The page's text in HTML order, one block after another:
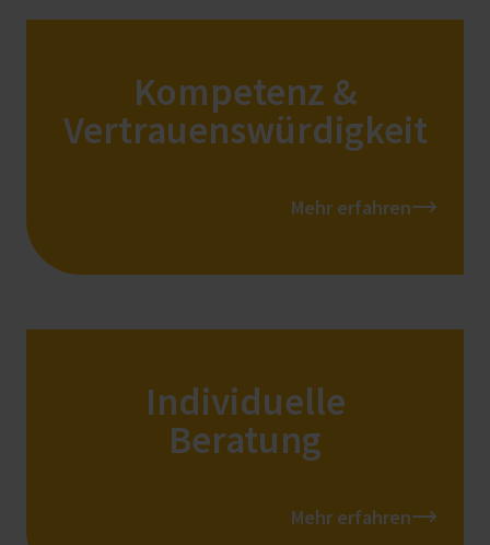
Kompetenz &
Vertrauenswürdigkeit
Mehr erfahren
Individuelle
Beratung
Mehr erfahren